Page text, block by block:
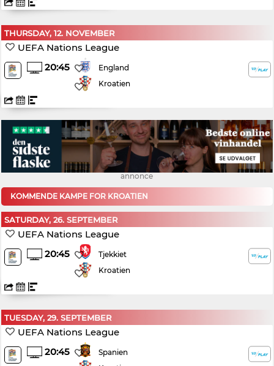
THURSDAY, 12. NOVEMBER
UEFA Nations League
20:45
England
Kroatien
annonce
KOMMENDE KAMPE FOR KROATIEN
SATURDAY, 26. SEPTEMBER
UEFA Nations League
20:45
Tjekkiet
Kroatien
TUESDAY, 29. SEPTEMBER
UEFA Nations League
20:45
Spanien